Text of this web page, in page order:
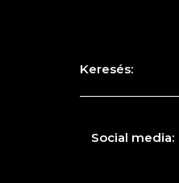
Keresés:
Social media: